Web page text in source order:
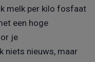
melk per kilo fosfaat
een hoge
je
niets nieuws, maar